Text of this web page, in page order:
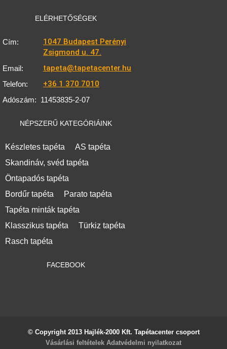
ELÉRHETŐSÉGEK
Cím:
1047 Budapest Perényi
Zsigmond u. 47.
Email: tapeta@tapetacenter.hu
Telefon: +36 1 370 7010
Adószám: 11453835-2-07
NÉPSZERŰ KATEGÓRIÁINK
Készletes tapéta
AS tapéta
Skandináv, svéd tapéta
Öntapadós tapéta
Bordűr tapéta
Parato tapéta
Tapéta minták tapéta
Klasszikus tapéta
Türkiz tapéta
Rasch tapéta
FACEBOOK
© Copyright 2013 Hajlék-2000 Kft. Tapétacenter csoport
Vásárlási feltételek Adatvédelmi nyilatkozat